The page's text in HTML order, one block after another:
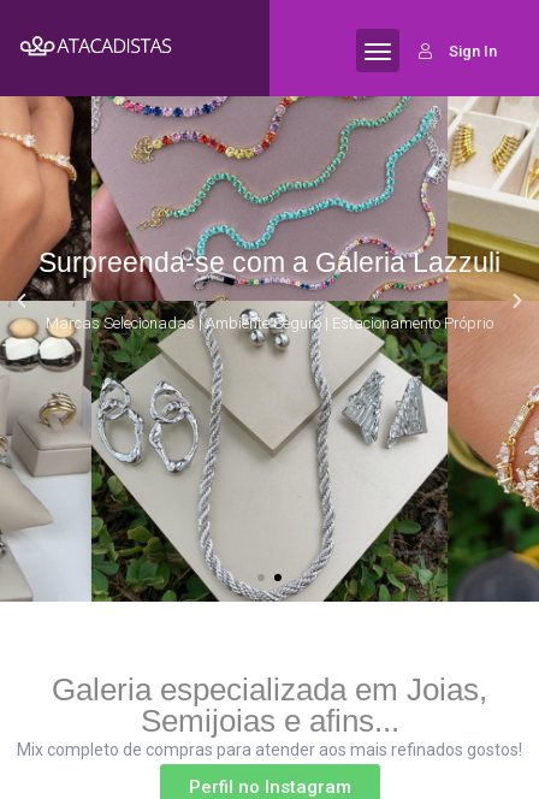
Sign In
Surpreenda-se com a Galeria Lazzuli
Marcas Selecionadas | Ambiente Seguro | Estacionamento Próprio
Galeria especializada em Joias,
Semijoias e afins...
Mix completo de compras para atender aos mais refinados gostos!
Perfil no Instagram